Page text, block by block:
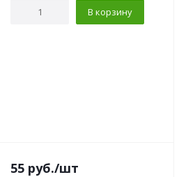
В корзину
55 руб./шт